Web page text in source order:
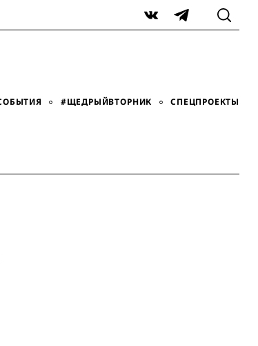
VK Telegram
#ЩЕДРЫЙВТОРНИК СПЕЦПРОЕКТЫ